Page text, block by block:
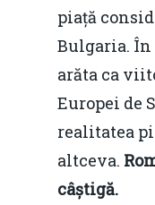
piață
Bulgaria.
arăta ca
Europei de
realitatea
altceva.
câștigă.